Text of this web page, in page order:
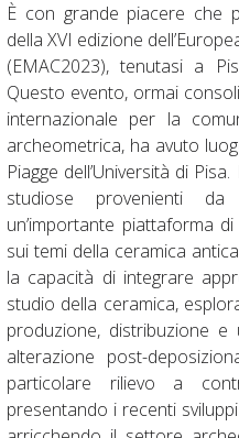
È con grande piacere che
della XVI edizione
(EMAC2023), tenutasi a
Questo evento, ormai
internazionale per la
archeometrica, ha avuto
Piagge dell’Università di
studiose provenienti
un’importante piattaforma
sui temi della ceramica
la capacità di integrare
studio della ceramica,
produzione, distribuzione
alterazione post-
particolare rilievo a
presentando i recenti